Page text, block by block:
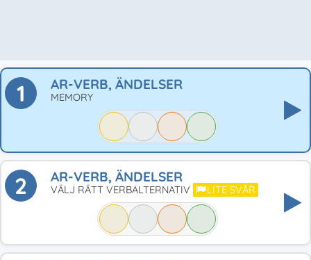
1 AR-VERB, ÄNDELSER
MEMORY
2 AR-VERB, ÄNDELSER
VÄLJ RÄTT VERBALTERNATIV LITE SVÅR